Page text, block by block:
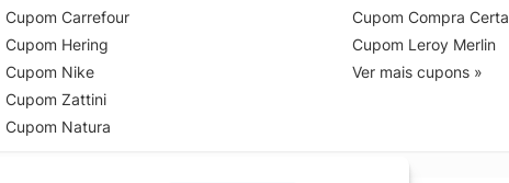
Cupom Carrefour
Cupom Hering
Cupom Nike
Cupom Zattini
Cupom Natura
Cupom Compra Certa
Cupom Leroy Merlin
Ver mais cupons »